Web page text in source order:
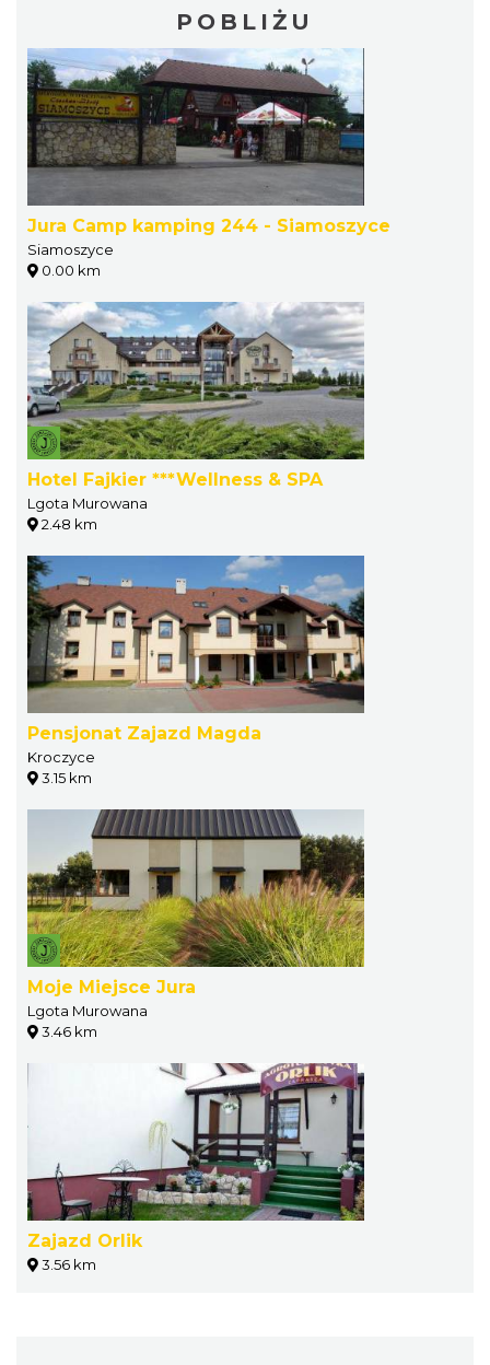
POBLIŻU
Jura Camp kamping 244 - Siamoszyce
Siamoszyce
0.00 km
Hotel Fajkier ***Wellness & SPA
Lgota Murowana
2.48 km
Pensjonat Zajazd Magda
Kroczyce
3.15 km
Moje Miejsce Jura
Lgota Murowana
3.46 km
Zajazd Orlik
3.56 km